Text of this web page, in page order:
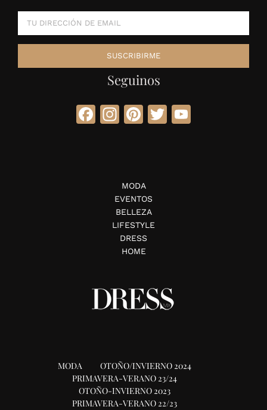
Seguinos
Facebook
Instagram
Pinterest
Twitter
MODA
EVENTOS
BELLEZA
LIFESTYLE
DRESS
HOME
MODA
OTOÑO/INVIERNO 2024
PRIMAVERA-VERANO 23/24
OTOÑO-INVIERNO 2023
PRIMAVERA-VERANO 22/23